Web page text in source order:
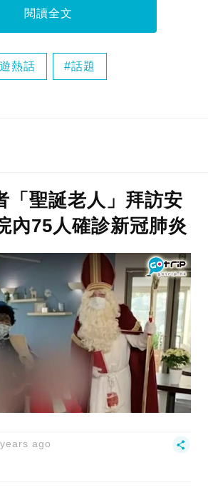
問：「他怎麼不戴口罩？」
閱讀全文
熱話 話題
「聖誕老人」拜訪安
內75人確診新冠肺炎
ago